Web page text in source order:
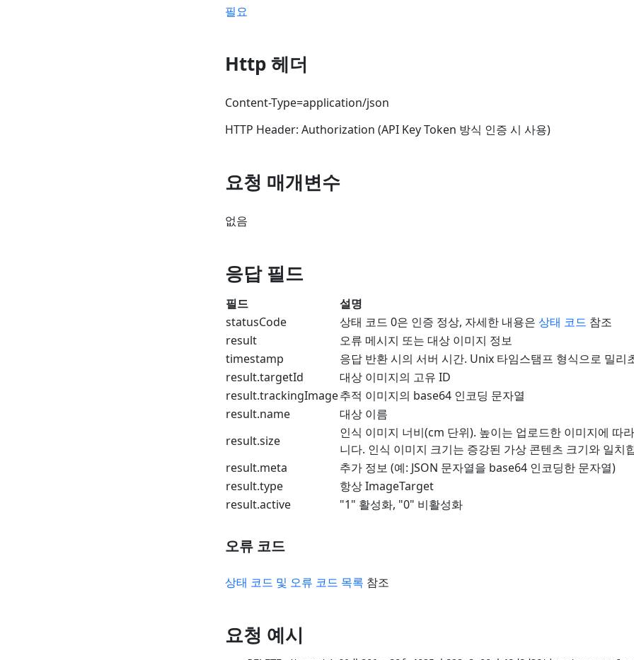
필요
Http 헤더
Content-Type=application/json
HTTP Header: Authorization (API Key Token 방식 인증 시 사용)
요청 매개변수
없음
응답 필드
필드
설명
statusCode
상태 코드 0은 인증 정상, 자세한 내용은 상태 코드 참조
result
오류 메시지 또는 대상 이미지 정보
timestamp
응답 반환 시의 서버 시간. Unix 타임스탬프 형식으로 밀리
result.targetId
대상 이미지의 고유 ID
result.trackingImage추적 이미지의 base64 인코딩 문자열
result.name
대상 이름
result.size
인식 이미지 너비(cm 단위). 높이는 업로드한 이미지에 따
니다. 인식 이미지 크기는 증강된 가상 콘텐츠 크기와 일치
result.meta
추가 정보 (예: JSON 문자열을 base64 인코딩한 문자열)
result.type
항상 ImageTarget
result.active
"1" 활성화, "0" 비활성화
오류 코드
상태 코드 및 오류 코드 목록 참조
요청 예시